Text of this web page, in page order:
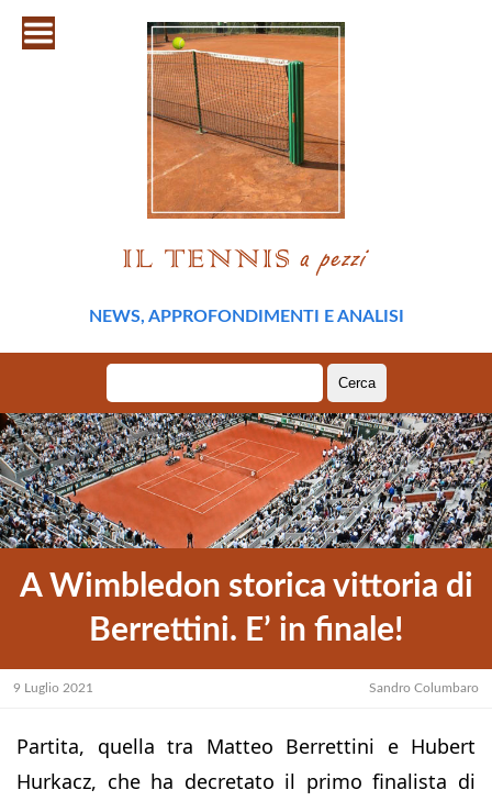
NEWS, APPROFONDIMENTI E ANALISI
per:
A Wimbledon storica vittoria di
Berrettini. E’ in finale!
9 Luglio 2021 Sandro Columbaro
Partita, quella tra Matteo Berrettini e Hubert
Hurkacz, che ha decretato il primo finalista di